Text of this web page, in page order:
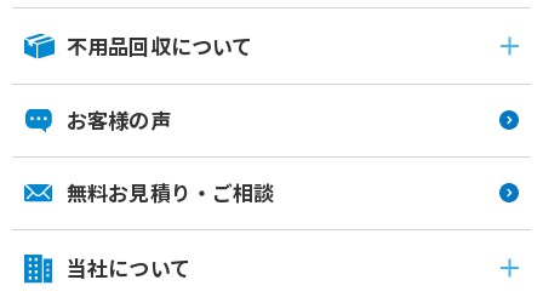
不用品回収について
お客様の声
無料お見積り・ご相談
当社について